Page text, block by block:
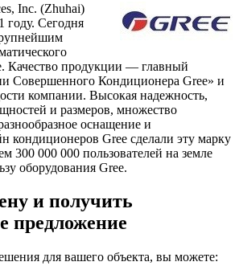
Inc. (Zhuhai)
году. Сегодня
Качество продукции — главный
Совершенного Кондиционера Gree» и
компании. Высокая надежность,
и размеров, множество
оснащение и
кондиционеров Gree сделали эту марку
300 000 000 пользователей на земле
оборудования Gree.
и получить
предложение
для вашего объекта, вы можете: